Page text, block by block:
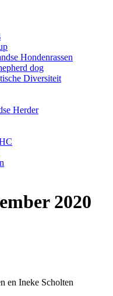
Hondenrassen
dog
Diversiteit
Herder
2020
en Ineke Scholten